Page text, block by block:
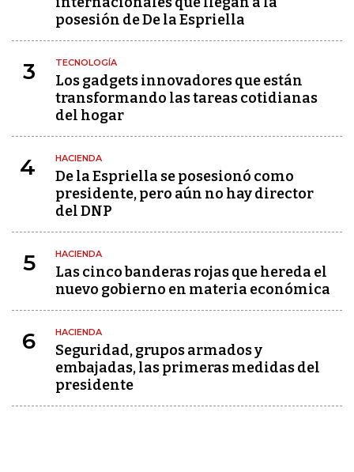
posesión de De la Espriella
3 TECNOLOGÍA
Los gadgets innovadores que están
transformando las tareas cotidianas
del hogar
4 HACIENDA
De la Espriella se posesionó como
presidente, pero aún no hay director
del DNP
5 HACIENDA
Las cinco banderas rojas que hereda el
nuevo gobierno en materia económica
6 HACIENDA
Seguridad, grupos armados y
embajadas, las primeras medidas del
presidente